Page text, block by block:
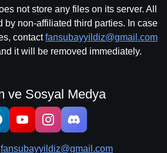
not store any files on its server. All
by non-affiliated third parties. In case
contactfansubayyildiz@gmail.com
it will be removed immediately.
ve Sosyal Medya
fansubayyildiz@gmail.com